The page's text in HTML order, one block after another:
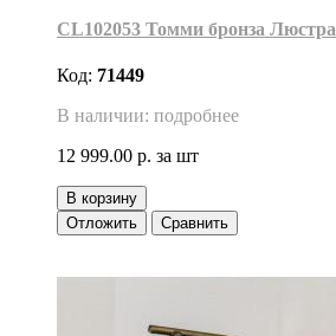
CL102053 Томми бронза Люстра
Код: 71449
В наличии: подробнее
12 999.00 р. за шт
В корзину
Отложить
Сравнить